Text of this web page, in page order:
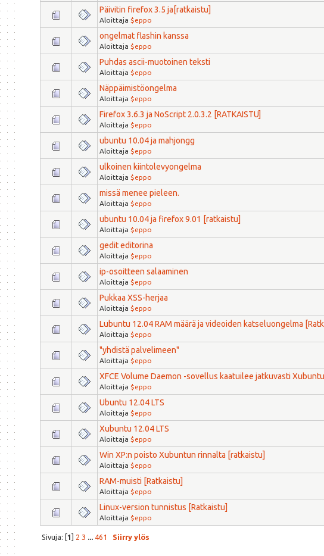
Päivitin firefox 3.5 ja[ratkaistu]
Aloittaja $eppo
ongelmat flashin kanssa
Aloittaja $eppo
Puhdas ascii-muotoinen teksti
Aloittaja $eppo
Näppäimistöongelma
Aloittaja $eppo
Firefox 3.6.3 ja NoScript 2.0.3.2 [RATKAISTU]
Aloittaja $eppo
ubuntu 10.04 ja mahjongg
Aloittaja $eppo
ulkoinen kiintolevyongelma
Aloittaja $eppo
missä menee pieleen.
Aloittaja $eppo
ubuntu 10.04 ja firefox 9.01 [ratkaistu]
Aloittaja $eppo
gedit editorina
Aloittaja $eppo
ip-osoitteen salaaminen
Aloittaja $eppo
Pukkaa XSS-herjaa
Aloittaja $eppo
Lubuntu 12.04 RAM määrä ja videoiden katseluongelma
Aloittaja $eppo
"yhdistä palvelimeen"
Aloittaja $eppo
XFCE Volume Daemon -sovellus kaatuilee jatkuvasti
Aloittaja $eppo
Ubuntu 12.04 LTS
Aloittaja $eppo
Xubuntu 12.04 LTS
Aloittaja $eppo
Win XP:n poisto Xubuntun rinnalta [ratkaistu]
Aloittaja $eppo
RAM-muisti [Ratkaistu]
Aloittaja $eppo
Linux-version tunnistus [Ratkaistu]
Aloittaja $eppo
Sivuja: [1] 2 3 461 Siirry ylös